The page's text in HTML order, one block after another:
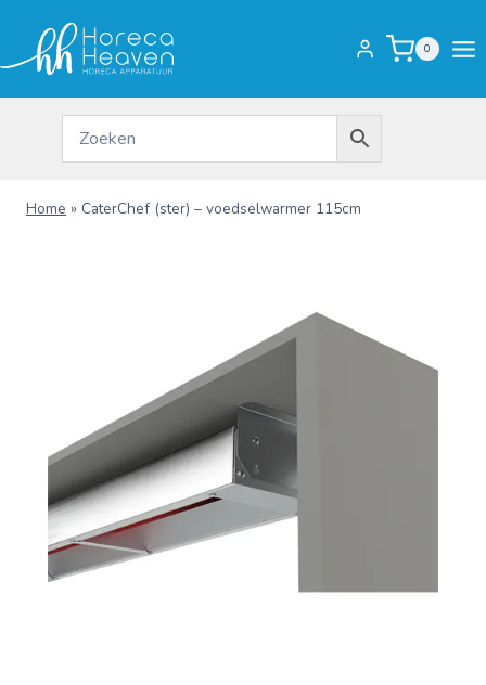
inhoud
0
Home » CaterChef (ster) – voedselwarmer 115cm